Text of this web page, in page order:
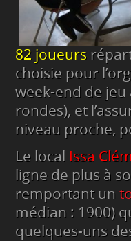
82 joueurs
choisie pour
week-end de jeu
rondes), et
niveau proche,
Le local Issa
ligne de plus à
remportant un
médian : 1900)
quelques-uns